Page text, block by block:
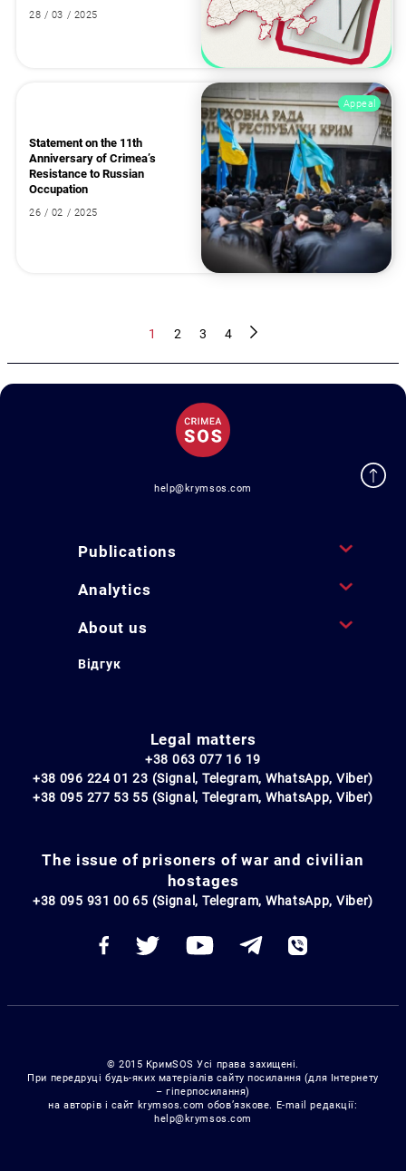
28 / 03 / 2025
Appeal
Statement on the 11th
Anniversary of Crimea’s
Resistance to Russian
Occupation
26 / 02 / 2025
1 2 3 4
help@krymsos.com
Publications
Analytics
About us
Відгук
Legal matters
+38 063 077 16 19
+38 096 224 01 23 (Signal, Telegram, WhatsApp, Viber)
+38 095 277 53 55 (Signal, Telegram, WhatsApp, Viber)
The issue of prisoners of war and civilian
hostages
+38 095 931 00 65 (Signal, Telegram, WhatsApp, Viber)
© 2015 КримSOS Усі права захищені.
При передруці будь-яких матеріалів сайту посилання (для Інтернету
– гіперпосилання)
на авторів і сайт krymsos.com обов’язкове. E-mail редакції:
help@krymsos.com